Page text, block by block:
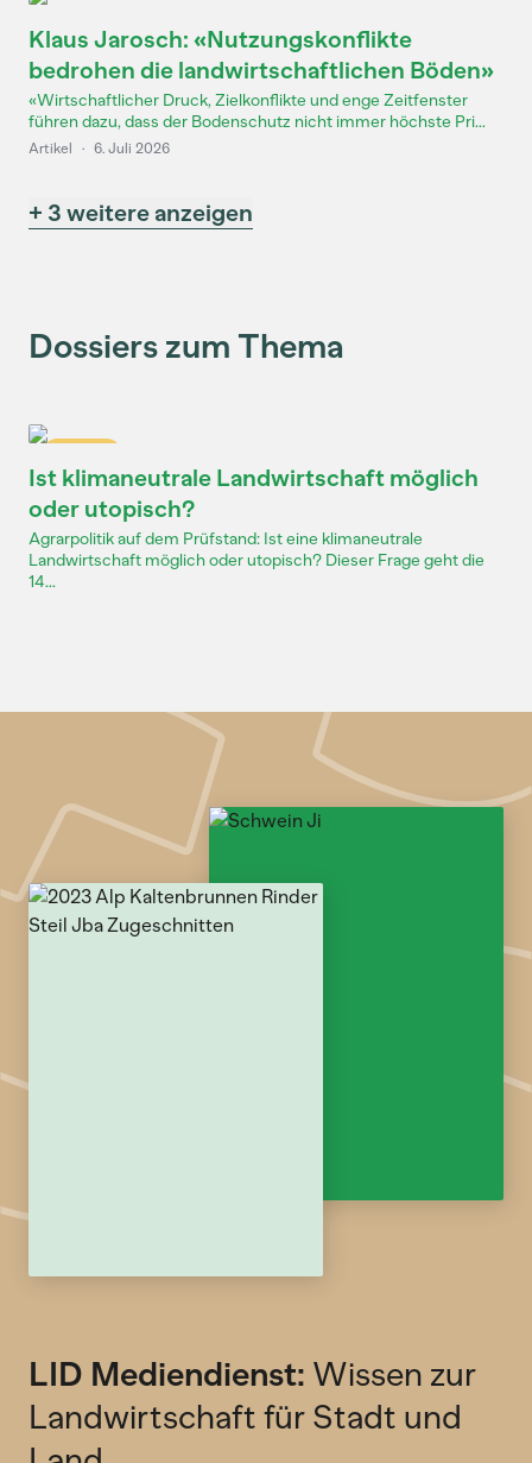
Klaus Jarosch: «Nutzungskonflikte
bedrohen die landwirtschaftlichen Böden»
«Wirtschaftlicher Druck, Zielkonflikte und enge Zeitfenster
führen dazu, dass der Bodenschutz nicht immer höchste Pri...
Artikel · 6. Juli 2026
+ 3 weitere anzeigen
Dossiers zum Thema
Ist klimaneutrale Landwirtschaft möglich
oder utopisch?
Agrarpolitik auf dem Prüfstand: Ist eine klimaneutrale
Landwirtschaft möglich oder utopisch? Dieser Frage geht die
14...
LID Mediendienst: Wissen zur
Landwirtschaft für Stadt und